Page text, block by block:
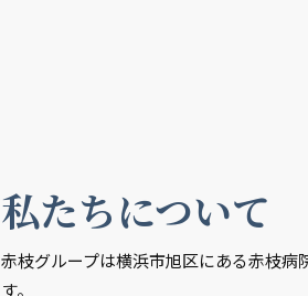
私たちについて
赤枝グループは横浜市旭区にある赤枝病
す。